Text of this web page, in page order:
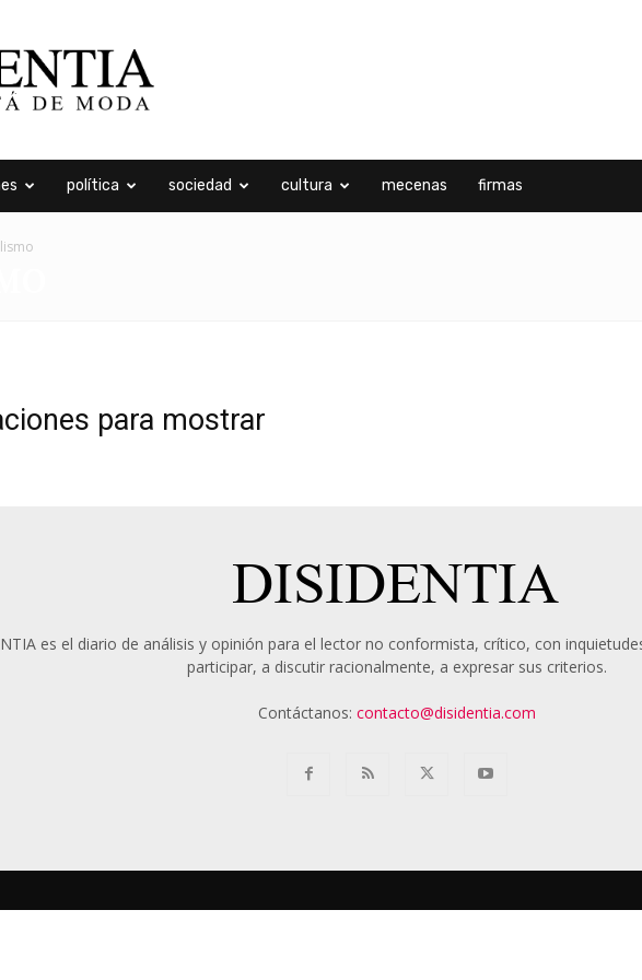
política sociedad cultura mecenas firmas
para mostrar
es el diario de análisis y opinión para el lector no conformista, crítico, con
participar, a discutir racionalmente, a expresar sus criterios.
Contáctanos: contacto@disidentia.com